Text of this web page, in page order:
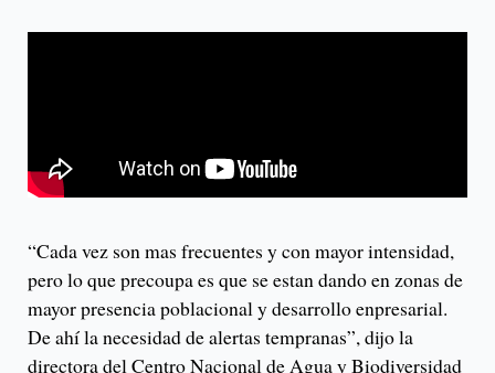
“Cada vez son mas frecuentes y con mayor intensidad,
pero lo que precoupa es que se estan dando en zonas de
mayor presencia poblacional y desarrollo enpresarial.
De ahí la necesidad de alertas tempranas”, dijo la
directora del Centro Nacional de Agua y Biodiversidad